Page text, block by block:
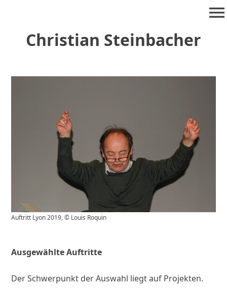
Christian Steinbacher
menu
Auftritt Lyon 2019, © Louis Roquin
Ausgewählte Auftritte
Der Schwerpunkt der Auswahl liegt auf Projekten.